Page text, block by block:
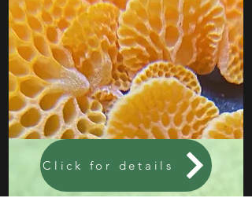
Click for details